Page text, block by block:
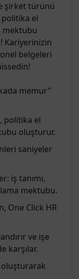
şirket türünü
politika el
mektubu
Kariyerinizin
belgeleri
memur"
politika el
oluşturur.
saniyeler
iş tanımı,
mektubu.
One Click HR
ve işe
karşılar.
oluşturarak